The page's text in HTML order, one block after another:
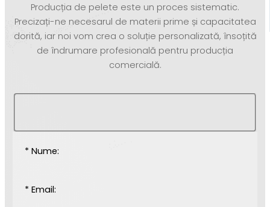
Producția de pelete este un proces sistematic.
Precizați-ne necesarul de materii prime și capacitatea
dorită, iar noi vom crea o soluție personalizată, însoțită
de îndrumare profesională pentru producția
comercială.
* Nume:
* Email: